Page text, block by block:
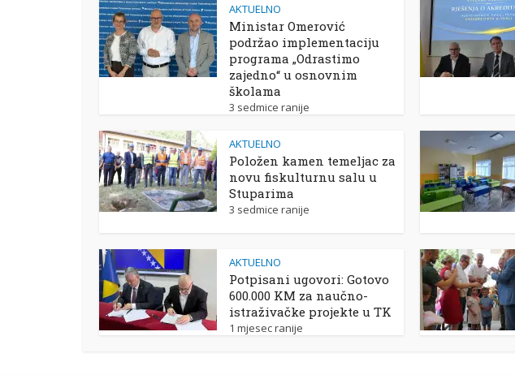
AKTUELNO
Ministar Omerović
podržao implementaciju
programa „Odrastimo
zajedno“ u osnovnim
školama
3 sedmice ranije
AKTUELNO
Položen kamen temeljac za
novu fiskulturnu salu u
Stuparima
3 sedmice ranije
AKTUELNO
Potpisani ugovori: Gotovo
600.000 KM za naučno-
istraživačke projekte u TK
1 mjesec ranije